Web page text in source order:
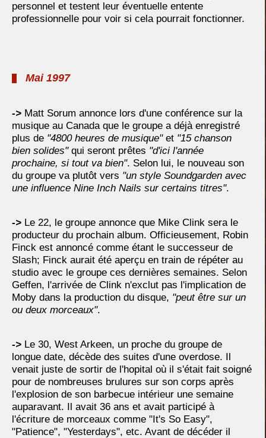
personnel et testent leur éventuelle entente
professionnelle pour voir si cela pourrait fonctionner.
Mai 1997
-> Matt Sorum annonce lors d'une conférence sur la
musique au Canada que le groupe a déjà enregistré
plus de "4800 heures de musique"et "15 chanson
bien solides"qui seront prêtes "d'ici l'année
prochaine, si tout va bien". Selon lui, le nouveau son
du groupe va plutôt vers "un style Soundgarden avec
une influence Nine Inch Nails sur certains titres".
-> Le 22, le groupe annonce que Mike Clink sera le
producteur du prochain album. Officieusement, Robin
Finck est annoncé comme étant le successeur de
Slash; Finck aurait été aperçu en train de répéter au
studio avec le groupe ces dernières semaines. Selon
Geffen, l'arrivée de Clink n'exclut pas l'implication de
Moby dans la production du disque, "peut être sur un
ou deux morceaux".
-> Le 30, West Arkeen, un proche du groupe de
longue date, décède des suites d'une overdose. Il
venait juste de sortir de l'hopital où il s'était fait soigné
pour de nombreuses brulures sur son corps après
l'explosion de son barbecue intérieur une semaine
auparavant. Il avait 36 ans et avait participé à
l'écriture de morceaux comme "It's So Easy",
"Patience", "Yesterdays", etc. Avant de décéder il